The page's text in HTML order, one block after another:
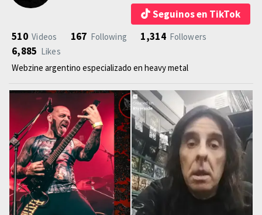
Seguinos en TikTok
510 Videos 167 Following 1,314 Followers
6,885 Likes
Webzine argentino especializado en heavy metal